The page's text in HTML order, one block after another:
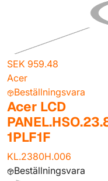
SEK 959.48
Acer
Beställningsvara
Acer LCD
1PLF1F
KL.2380H.006
Beställningsvara